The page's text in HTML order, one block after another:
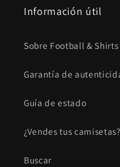
Información útil
Sobre Football & Shirts
Garantía de
Guía de estado
¿Vendes tus camisetas?
Buscar